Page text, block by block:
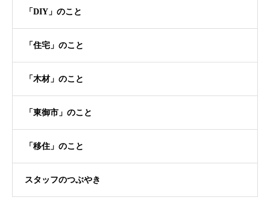
「DIY」のこと
「住宅」のこと
「木材」のこと
「東御市」のこと
「移住」のこと
スタッフのつぶやき